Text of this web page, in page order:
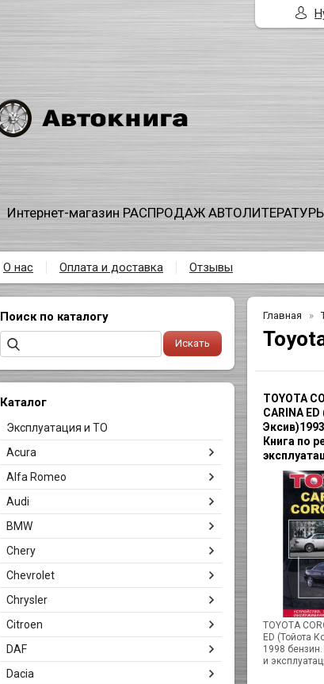
Интернет-магазин РАСПРОДАЖ
О нас Оплата и доставка Отзывы
Поиск по каталогу
Каталог
Эксплуатация и ТО
Acura
Alfa Romeo
Audi
BMW
Chery
Chevrolet
Chrysler
Citroen
DAF
Dacia
Главная
TOYOTA
CARINA
Книга по
TOYOTA
ED (Тойота
1998
и